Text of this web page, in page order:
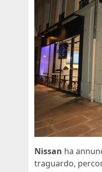
Nissan ha
traguardo,